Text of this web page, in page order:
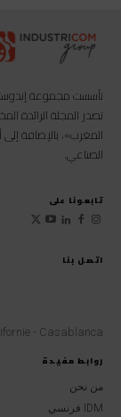
روابط مفيدة
من نحن
IDM فرنسي
اتصل بنا
- Casablanca
تصدر المجلة الرائدة
المغرب»، بالإضافة
الصناعي.
تابعونا على